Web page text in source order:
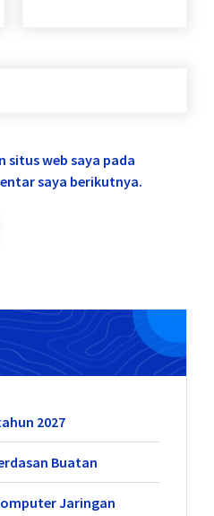
situs web saya pada
saya berikutnya.
2027
Buatan
Jaringan